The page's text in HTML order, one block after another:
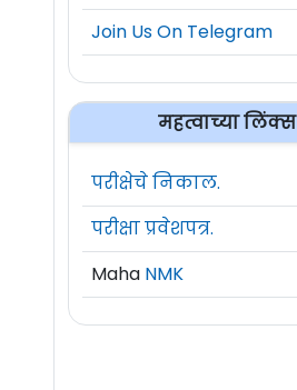
Join Us On Telegram
महत्वाच्या लिंक्स
परीक्षेचे निकाल.
परीक्षा प्रवेशपत्र.
Maha NMK